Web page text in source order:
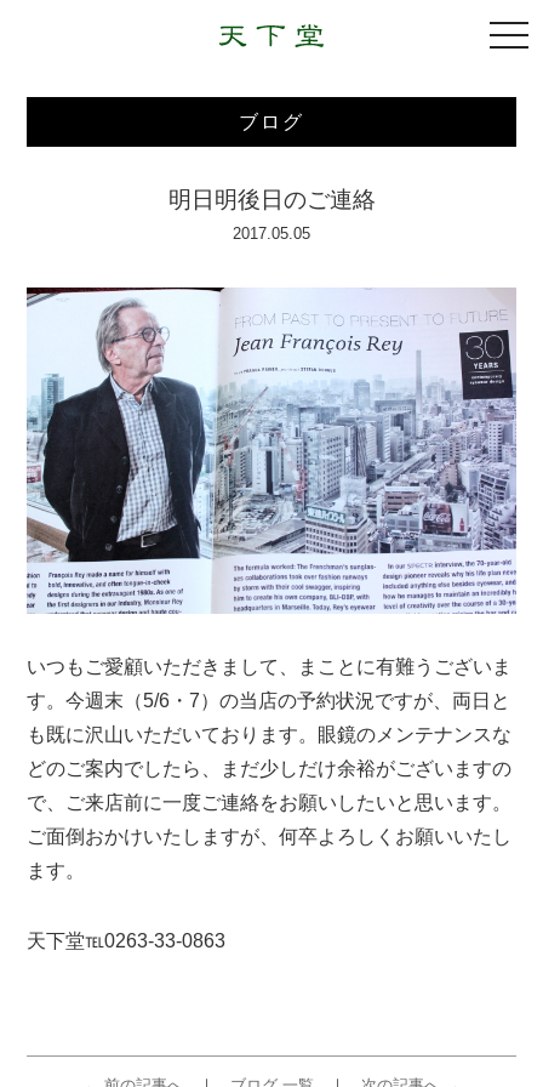
ブログ
明日明後日のご連絡
2017.05.05
いつもご愛顧いただきまして、まことに有難うございま
す。今週末（5/6・7）の当店の予約状況ですが、両日と
も既に沢山いただいております。眼鏡のメンテナンスな
どのご案内でしたら、まだ少しだけ余裕がございますの
で、ご来店前に一度ご連絡をお願いしたいと思います。
ご面倒おかけいたしますが、何卒よろしくお願いいたし
ます。
天下堂℡0263-33-0863